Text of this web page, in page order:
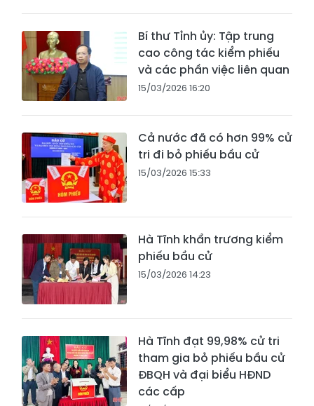
Bí thư Tỉnh ủy: Tập trung
cao công tác kiểm phiếu
và các phần việc liên quan
15/03/2026 16:20
Cả nước đã có hơn 99% cử
tri đi bỏ phiếu bầu cử
15/03/2026 15:33
Hà Tĩnh khẩn trương kiểm
phiếu bầu cử
15/03/2026 14:23
Hà Tĩnh đạt 99,98% cử tri
tham gia bỏ phiếu bầu cử
ĐBQH và đại biểu HĐND
các cấp